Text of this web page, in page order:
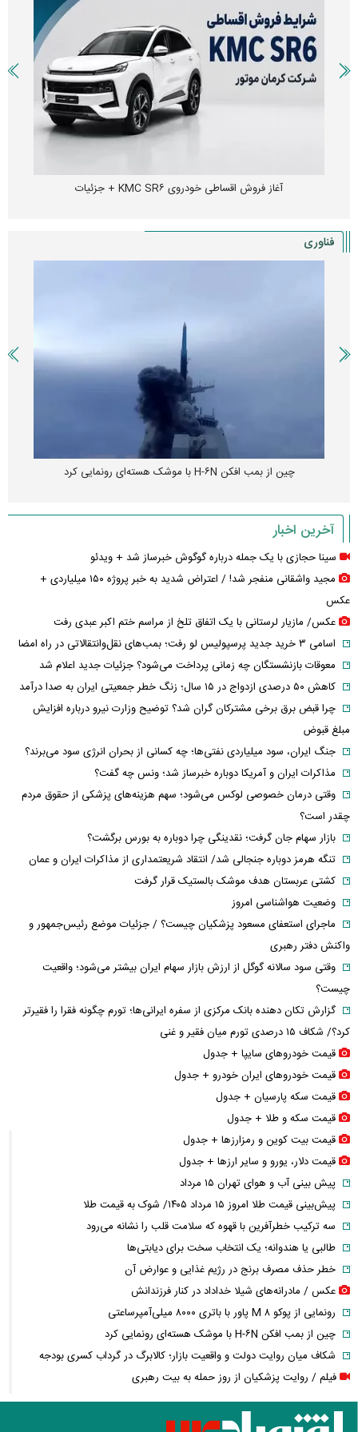
آغاز فروش اقساطی خودروی KMC SR۶ + جزئیات
فناوری
چین از بمب افکن H-۶N با موشک هسته‌ای رونمایی کرد
آخرین اخبار
سینا حجازی با یک جمله درباره گوگوش خبرساز شد + ویدئو
مجید واشقانی منفجر شد! / اعتراض شدید به خبر پروژه ۱۵۰ میلیاردی +
عکس
عکس/ مازیار لرستانی با یک اتفاق تلخ از مراسم ختم اکبر عبدی رفت
اسامی ۳ خرید جدید پرسپولیس لو رفت؛ بمب‌های نقل‌وانتقالاتی در راه امضا
معوقات بازنشستگان چه زمانی پرداخت می‌شود؟ جزئیات جدید اعلام شد
کاهش ۵۰ درصدی ازدواج در ۱۵ سال؛ زنگ خطر جمعیتی ایران به صدا درآمد
چرا قبض برق برخی مشترکان گران شد؟ توضیح وزارت نیرو درباره افزایش
مبلغ قبوض
جنگ ایران، سود میلیاردی نفتی‌ها؛ چه کسانی از بحران انرژی سود می‌برند؟
مذاکرات ایران و آمریکا دوباره خبرساز شد؛ ونس چه گفت؟
وقتی درمان خصوصی لوکس می‌شود؛ سهم هزینه‌های پزشکی از حقوق مردم
چقدر است؟
بازار سهام جان گرفت؛ نقدینگی چرا دوباره به بورس برگشت؟
تنگه هرمز دوباره جنجالی شد/ انتقاد شریعتمداری از مذاکرات ایران و عمان
کشتی عربستان هدف موشک بالستیک قرار گرفت
وضعیت هواشناسی امروز
ماجرای استعفای مسعود پزشکیان چیست؟ / جزئیات موضع رئیس‌جمهور و
واکنش دفتر رهبری
وقتی سود سالانه گوگل از ارزش بازار سهام ایران بیشتر می‌شود؛ واقعیت
چیست؟
گزارش تکان‌ دهنده بانک مرکزی از سفره ایرانی‌ها؛ تورم چگونه فقرا را فقیرتر
کرد؟/ شکاف ۱۵ درصدی تورم میان فقیر و غنی
قیمت خودرو‌های سایپا + جدول
قیمت خودرو‌های ایران خودرو + جدول
قیمت سکه پارسیان + جدول
قیمت سکه و طلا + جدول
قیمت بیت کوین و رمزارز‌ها + جدول
قیمت دلار، یورو و سایر ارز‌ها + جدول
پیش بینی آب و هوای تهران ۱۵ مرداد
پیش‌بینی قیمت طلا امروز ۱۵ مرداد ۱۴۰۵/ شوک به قیمت طلا
سه ترکیب خطرآفرین با قهوه که سلامت قلب را نشانه می‌رود
طالبی یا هندوانه؛ یک انتخاب سخت برای دیابتی‌ها
خطر حذف مصرف برنج در رژیم غذایی و عوارض آن
عکس / مادرانه‌های شیلا خداداد در کنار فرزندانش
رونمایی از پوکو M ۸ پاور با باتری ۸۰۰۰ میلی‌آمپرساعتی
چین از بمب افکن H-۶N با موشک هسته‌ای رونمایی کرد
شکاف میان روایت دولت و واقعیت بازار؛ کالابرگ در گرداب کسری بودجه
فیلم / روایت پزشکیان از روز حمله به بیت رهبری
فیلم / روایت پزشکیان از دیدار با رهبر شهید پس از بمباران شورای امنیت